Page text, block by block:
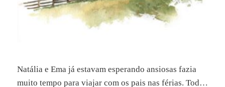
Natália e Ema já estavam esperando ansiosas fazia
muito tempo para viajar com os pais nas férias. Todo